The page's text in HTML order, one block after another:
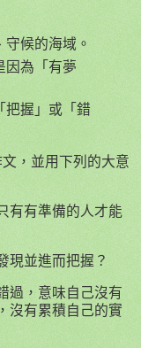
候的海域。
因為「有夢
把握」或「錯
，並用下列的大意
有有準備的人才能
現並進而把握？
過，意味自己沒有
沒有累積自己的實